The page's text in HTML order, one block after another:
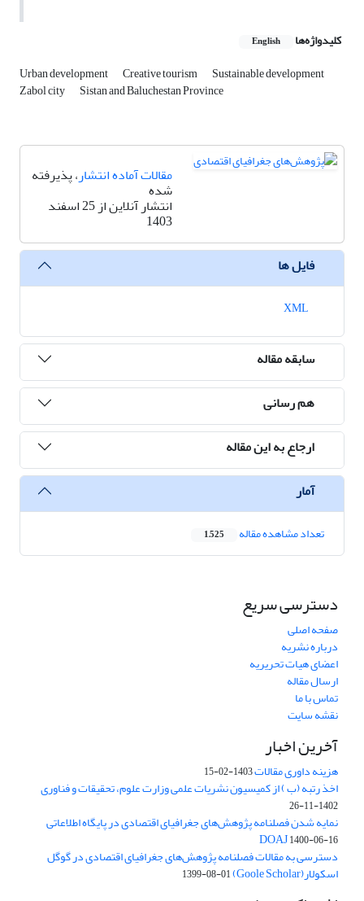
کلیدواژه‌ها English
Urban development Creative tourism Sustainable development
Zabol city Sistan and Baluchestan Province
مقالات آماده انتشار، پذیرفته
شده
انتشار آنلاین از 25 اسفند
1403
فایل ها
سابقه مقاله
هم رسانی
ارجاع به این مقاله
آمار
تعداد مشاهده مقاله 1,525
دسترسی سریع
صفحه اصلی
درباره نشریه
اعضای هیات تحریریه
ارسال مقاله
تماس با ما
نقشه سایت
آخرین اخبار
هزینه داوری مقالات1403-02-15
اخذ رتبه (ب ) از کمیسیون نشریات علمی وزارت علوم، تحقیقات و فناوری
1402-11-26
نمایه شدن فصلنامه پژوهش‌های جغرافیای اقتصادی در پایگاه اطلاعاتی
DOAJ1400-06-16
دسترسی به مقالات فصلنامه پژوهش‌های جغرافیای اقتصادی در گوگل
اسکولار(Goole Scholar) 1399-08-01